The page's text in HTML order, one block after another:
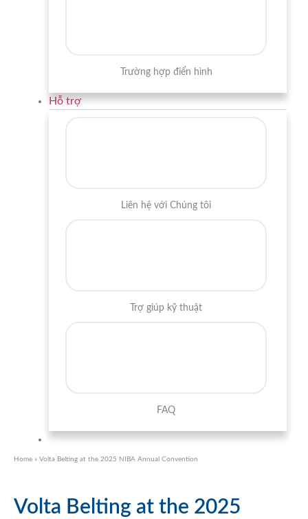
Trường hợp điển hình
Hỗ trợ
Liên hệ với Chúng tôi
Trợ giúp kỹ thuật
FAQ
Home » Volta Belting at the 2025 NIBA Annual Convention
Volta Belting at the 2025